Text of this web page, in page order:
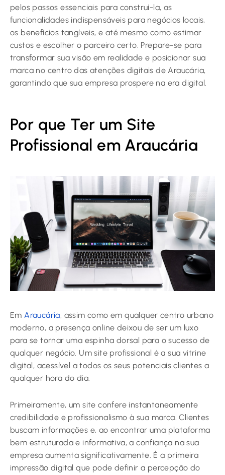
pelos passos essenciais para construí-la, as
funcionalidades indispensáveis para negócios locais,
os benefícios tangíveis, e até mesmo como estimar
custos e escolher o parceiro certo. Prepare-se para
transformar sua visão em realidade e posicionar sua
marca no centro das atenções digitais de Araucária,
garantindo que sua empresa prospere na era digital.
Por que Ter um Site
Profissional em Araucária
EmAraucária, assim como em qualquer centro urbano
moderno, a presença online deixou de ser um luxo
para se tornar uma espinha dorsal para o sucesso de
qualquer negócio. Um site profissional é a sua vitrine
digital, acessível a todos os seus potenciais clientes a
qualquer hora do dia.
Primeiramente, um site confere instantaneamente
credibilidade e profissionalismo à sua marca. Clientes
buscam informações e, ao encontrar uma plataforma
bem estruturada e informativa, a confiança na sua
empresa aumenta significativamente. É a primeira
impressão digital que pode definir a percepção do